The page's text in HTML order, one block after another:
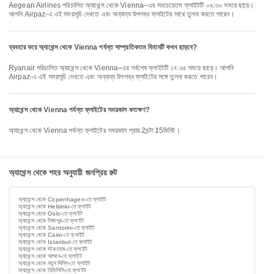
Aegean Airlines পরিচালিত অ্যাথেন্স থেকে Vienna–এর সবচেয়েতম ফ্লাইটটি ০৬:৩০ সময়ে ছাড়ে।
আপনি Airpaz-এ এই সময়সূচি দেখতে এবং অন্যান্য উপলব্ধ ফ্লাইটের সাথে তুলনা করতে পারেন।
ব্যবহার করে অ্যাথেন্স থেকে Vienna পর্যন্ত সাম্প্রতিকতম বিমানটি কখন ছাড়বে?
Ryanair পরিচালিত অ্যাথেন্স থেকে Vienna–এর সর্বশেষ ফ্লাইটটি ১৭:৩৫ সময়ে ছাড়ে। আপনি
Airpaz-এ এই সময়সূচি দেখতে এবং অন্যান্য উপলব্ধ ফ্লাইটের সঙ্গে তুলনা করতে পারেন।
অ্যাথেন্স থেকে Vienna পর্যন্ত ফ্লাইটের সময়কাল কতক্ষণ?
অ্যাথেন্স থেকে Vienna পর্যন্ত ফ্লাইটের সময়কাল প্রায় 2ঘন্টা 15মিনিট।
অ্যাথেন্স থেকে শহর অনুযায়ী জনপ্রিয় রুট
অ্যাথেন্স থেকে Copenhagen-তে ফ্লাইট
অ্যাথেন্স থেকে Helsinki-তে ফ্লাইট
অ্যাথেন্স থেকে Oslo-তে ফ্লাইট
অ্যাথেন্স থেকে সিঙ্গাপুর-তে ফ্লাইট
অ্যাথেন্স থেকে Santorini-তে ফ্লাইট
অ্যাথেন্স থেকে Cairo-তে ফ্লাইট
অ্যাথেন্স থেকে Istanbul-তে ফ্লাইট
অ্যাথেন্স থেকে স্টকহোম-তে ফ্লাইট
অ্যাথেন্স থেকে আম্মান-তে ফ্লাইট
অ্যাথেন্স থেকে নতুন দিল্লি-তে ফ্লাইট
অ্যাথেন্স থেকে তিবি‌লিসি-তে ফ্লাইট